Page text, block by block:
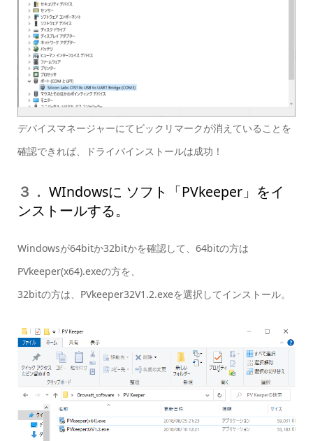
デバイスマネージャーにてビックリマークが消えていることを
確認できれば、ドライバインストールは成功！
３． WIndowsに ソフト「PVkeeper」をイ
ンストールする。
Windowsが64bitか32bitかを確認して、64bitの方は
PVkeeper(x64).exeの方を、
32bitの方は、PVkeeper32V1.2.exeを選択してインストール。